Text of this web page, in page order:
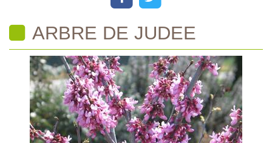
ARBRE DE JUDEE